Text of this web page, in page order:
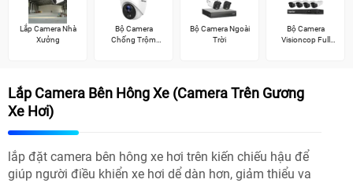
Lắp Camera Nhà
Xưởng
Bộ Camera
Chống Trộm
Bộ Camera Ngoài
Trời
Bộ Camera
Visioncop Full
Lắp Camera Bên Hông Xe (Camera Trên Gương
Xe Hơi)
lắp đặt camera bên hông xe hơi trên kiến chiếu hậu để
giúp người điều khiển xe hơi dể dàn hơn, giảm thiểu va